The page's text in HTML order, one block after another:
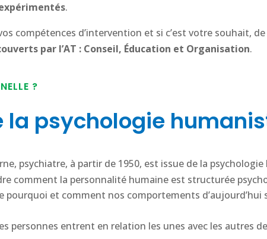
.
compétences d’intervention et si c’est votre souhait,
par l’AT : Conseil, Éducation et Organisation.
?
la psychologie
psychiatre, à partir de 1950, est issue de la
comment la personnalité humaine est structurée
pourquoi et comment nos comportements d’aujourd’hui
personnes entrent en relation les unes avec les autres